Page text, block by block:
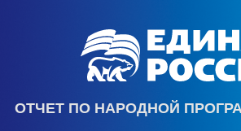
ОТЧЕТ ПО НАРОДНОЙ